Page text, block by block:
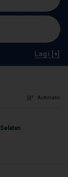
Lagi [+]
Automatic